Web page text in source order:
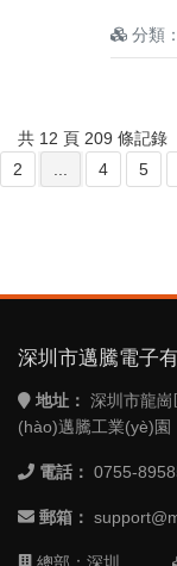
分類
共 12 頁 209 條記錄
2
4 5
深圳市邁騰電子
地址： 深圳市龍
(hào)邁騰工業(yè)園
電話： 0755-
郵箱：